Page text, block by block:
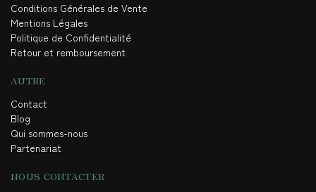
Conditions Générales de Vente
Mentions Légales
Politique de Confidentialité
Retour et remboursement
AUTRE
Contact
Blog
Qui sommes-nous
Partenariat
NOUS CONTACTER